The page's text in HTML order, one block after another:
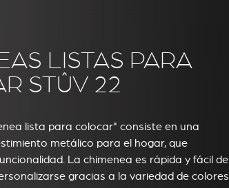
LISTAS PARA
STÛV 22
lista para colocar" consiste en una
metálico para el hogar, que
La chimenea es rápida y fácil de
gracias a la variedad de colores